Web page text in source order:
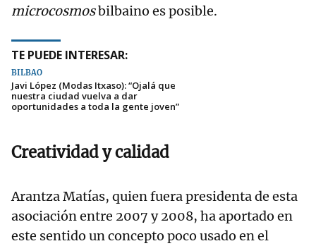
microcosmosbilbaino es posible.
TE PUEDE INTERESAR:
BILBAO
Javi López (Modas Itxaso): “Ojalá que
nuestra ciudad vuelva a dar
oportunidades a toda la gente joven”
Creatividad y calidad
Arantza Matías, quien fuera presidenta de esta
asociación entre 2007 y 2008, ha aportado en
este sentido un concepto poco usado en el